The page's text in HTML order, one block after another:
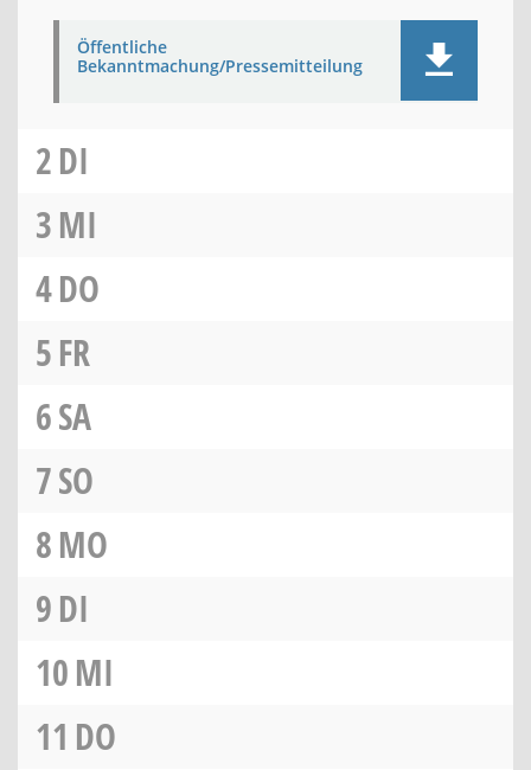
Öffentliche
Bekanntmachung/Pressemitteilung
2DI
3MI
4DO
5FR
6SA
7SO
8MO
9DI
10MI
11 DO